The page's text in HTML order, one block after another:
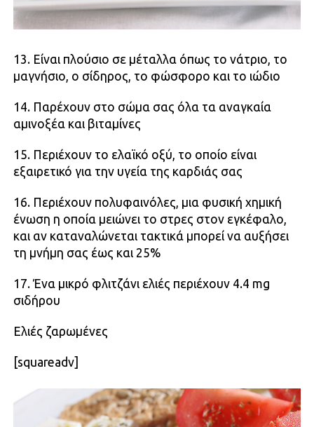
13. Είναι πλούσιο σε μέταλλα όπως το νάτριο, το
μαγνήσιο, ο σίδηρος, το φώσφορο και το ιώδιο
14. Παρέχουν στο σώμα σας όλα τα αναγκαία
αμινοξέα και βιταμίνες
15. Περιέχουν το ελαϊκό οξύ, το οποίο είναι
εξαιρετικό για την υγεία της καρδιάς σας
16. Περιέχουν πολυφαινόλες, μια φυσική χημική
ένωση η οποία μειώνει το στρες στον εγκέφαλο,
και αν καταναλώνεται τακτικά μπορεί να αυξήσει
τη μνήμη σας έως και 25%
17. Ένα μικρό φλιτζάνι ελιές περιέχουν 4.4 mg
σιδήρου
Ελιές ζαρωμένες
[squareadv]